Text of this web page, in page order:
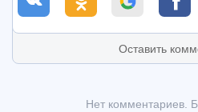
Оставить
Нет комментариев.